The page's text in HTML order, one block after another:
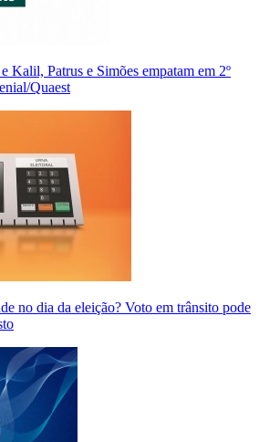
Kalil, Patrus e Simões empatam em 2º
Quaest
no dia da eleição? Voto em trânsito pode